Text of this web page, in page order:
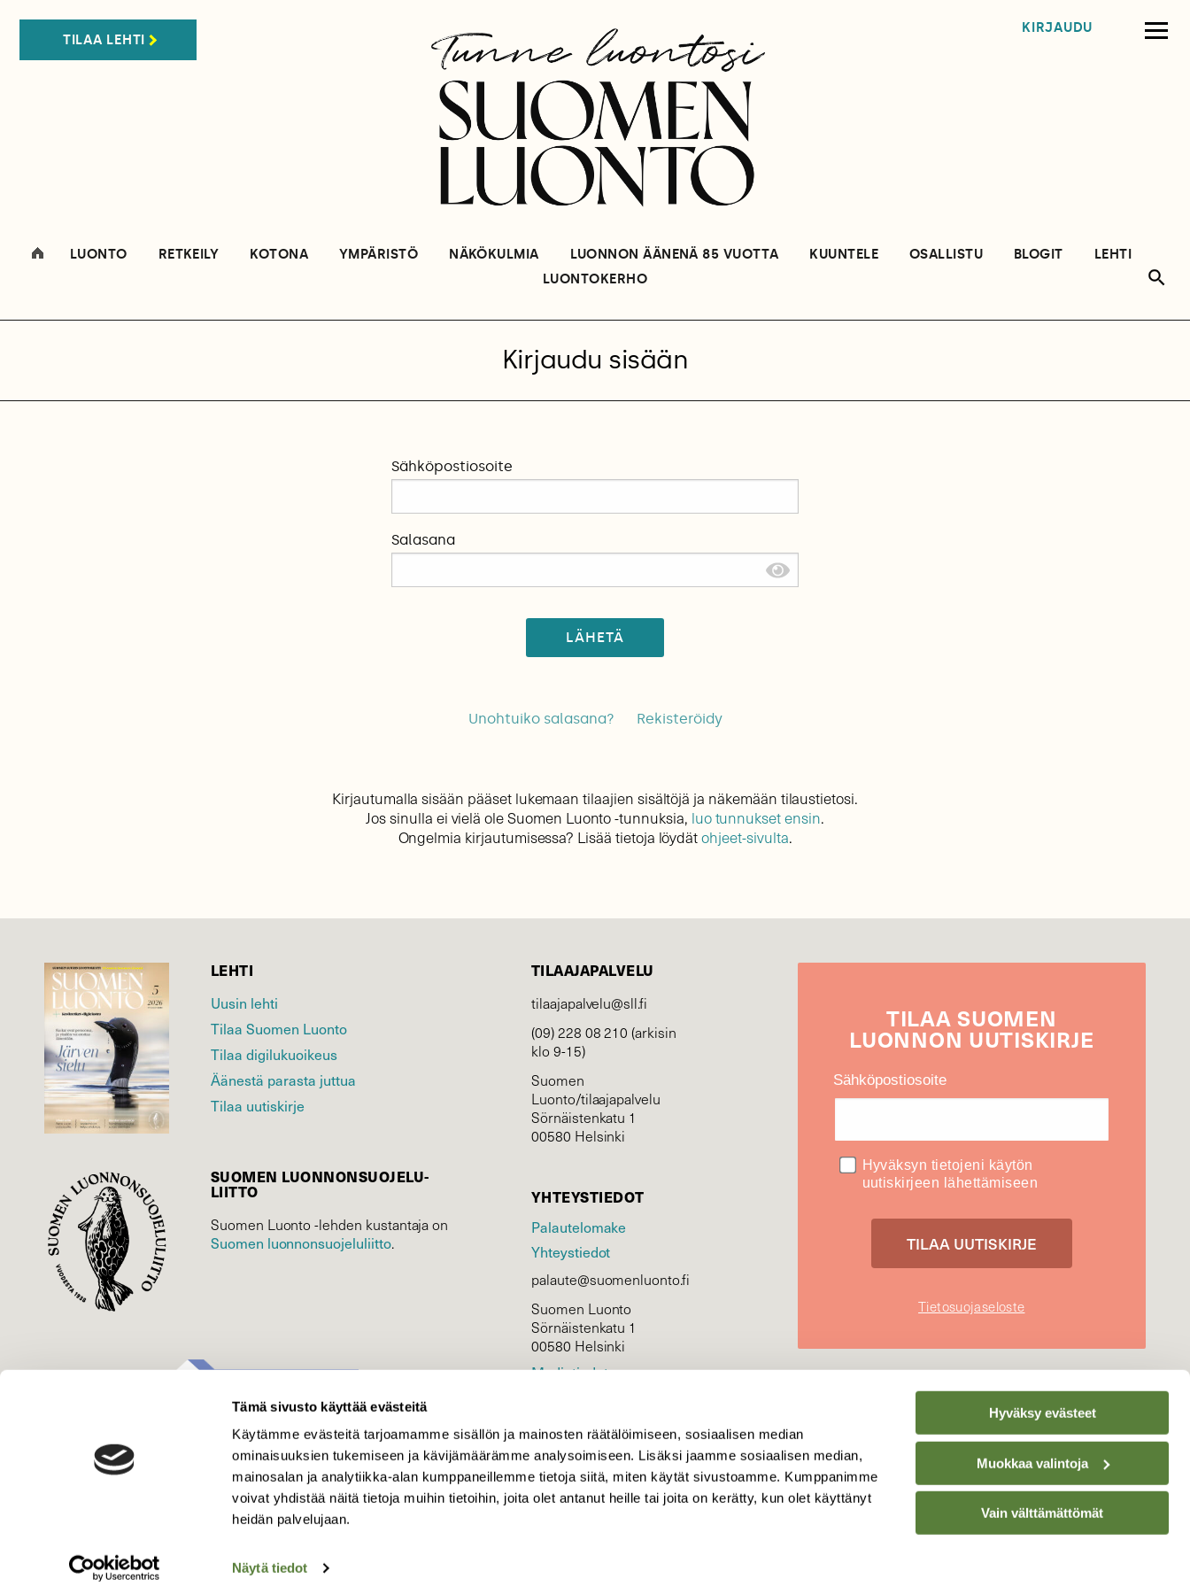
Tämä sivusto käyttää evästeitä
Käytämme evästeitä tarjoamamme sisällön ja mainosten räätälöimiseen, sosiaalisen median
ominaisuuksien tukemiseen ja kävijämäärämme analysoimiseen. Lisäksi jaamme sosiaalisen median,
mainosalan ja analytiikka-alan kumppaneillemme tietoja siitä, miten käytät sivustoamme. Kumppanimme
voivat yhdistää näitä tietoja muihin tietoihin, joita olet antanut heille tai joita on kerätty, kun olet käyttänyt
heidän palvelujaan.
Näytä tiedot
Hyväksy evästeet
Muokkaa valintoja
Vain välttämättömät
TILAA LEHTI
KIRJAUDU
LUONTO RETKEILY KOTONA YMPÄRISTÖ NÄKÖKULMIA LUONNON ÄÄNENÄ 85 VUOTTA KUUNTELE OSALLISTU BLOGIT
LEHTI
LUONTOKERHO
Kirjaudu sisään
Sähköpostiosoite
Salasana
LÄHETÄ
Unohtuiko salasana? Rekisteröidy
Kirjautumalla sisään pääset lukemaan tilaajien sisältöjä ja näkemään tilaustietosi.
Jos sinulla ei vielä ole Suomen Luonto -tunnuksia, luo tunnukset ensin.
Ongelmia kirjautumisessa? Lisää tietoja löydätohjeet-sivulta.
LEHTI
Uusin lehti
Tilaa Suomen Luonto
Tilaa digilukuoikeus
Äänestä parasta juttua
Tilaa uutiskirje
SUOMEN LUONNON­SUOJELU­
LIITTO
Suomen Luonto -lehden kustantaja on
Suomen luonnonsuojelu­liitto.
TILAAJAPALVELU
tilaajapalvelu@sll.fi
(09) 228 08 210 (arkisin
klo 9-15)
Suomen
Luonto/tilaajapalvelu
Sörnäistenkatu 1
00580 Helsinki
YHTEYSTIEDOT
Palautelomake
Yhteystiedot
palaute@suomenluonto.fi
Suomen Luonto
Sörnäistenkatu 1
00580 Helsinki
Mediatiedot
KIRJAUDU
TILAASUOMEN
LUONNON UUTIS­KIRJE
Sähköpostiosoite
Hyväksyn tietojeni käytön
uutiskirjeen lähettämiseen
Tietosuojaseloste